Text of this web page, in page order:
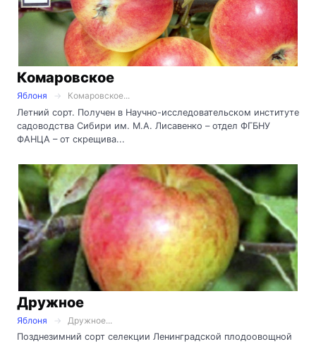
Комаровское
Яблоня
Комаровское...
Летний сорт. Получен в Научно-исследовательском институте
садоводства Сибири им. М.А. Лисавенко – отдел ФГБНУ
ФАНЦА – от скрещива...
Дружное
Яблоня
Дружное...
Позднезимний сорт селекции Ленинградской плодоовощной